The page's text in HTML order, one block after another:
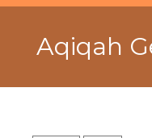
Search
Aqiqah